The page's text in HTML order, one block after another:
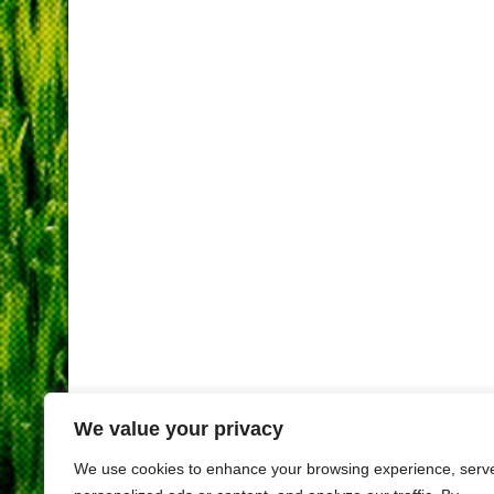
We value your privacy
We use cookies to enhance your browsing experience,